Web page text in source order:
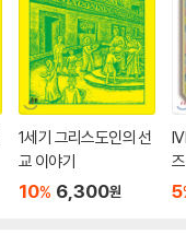
1세기 그리스도인의 선
교 이야기
10% 6,300원 5